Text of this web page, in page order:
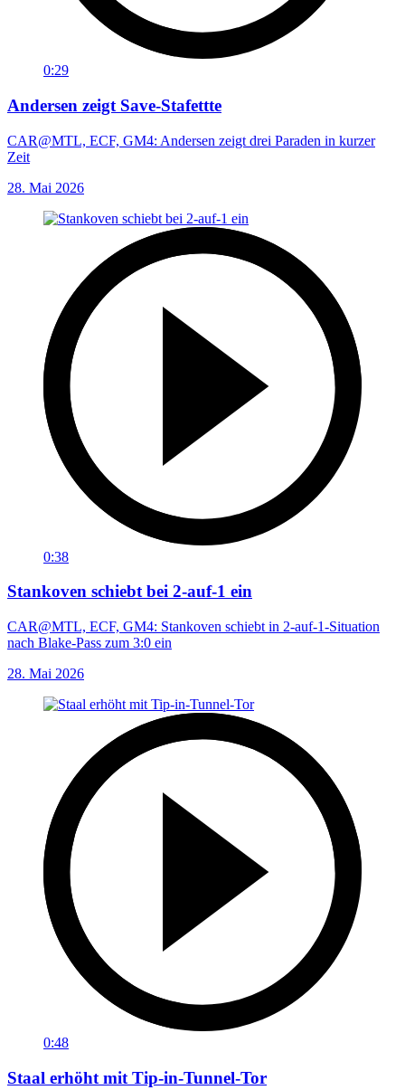
0:29
Andersen zeigt Save-Stafettte
CAR@MTL, ECF, GM4: Andersen zeigt drei Paraden in kurzer
Zeit
28. Mai 2026
0:38
Stankoven schiebt bei 2-auf-1 ein
CAR@MTL, ECF, GM4: Stankoven schiebt in 2-auf-1-Situation
nach Blake-Pass zum 3:0 ein
28. Mai 2026
0:48
Staal erhöht mit Tip-in-Tunnel-Tor